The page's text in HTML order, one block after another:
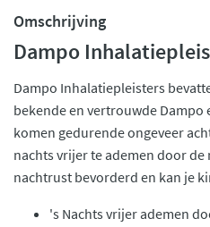
Omschrijving
Dampo
Dampo Inhalatiepleisters
bekende en vertrouwde Dampo
komen gedurende ongeveer
nachts vrijer te ademen door
nachtrust bevorderd en kan je
's Nachts vrijer ademen